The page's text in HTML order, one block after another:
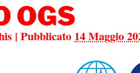
OGS
| Pubblicato 14 Maggio